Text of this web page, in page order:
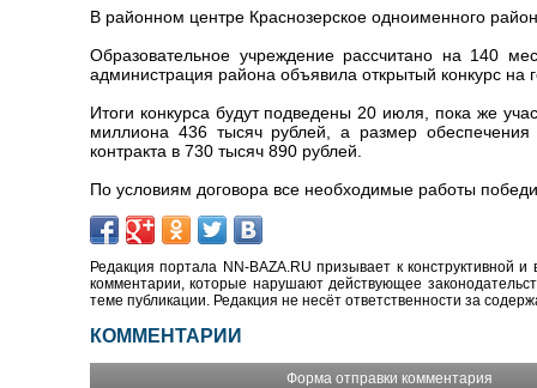
В районном центре Краснозерское одноименного
Образовательное учреждение рассчитано на 140
администрация района объявила открытый конкурс на
Итоги конкурса будут подведены 20 июля, пока же
миллиона 436 тысяч рублей, а размер
контракта в 730 тысяч 890 рублей.
По условиям договора все необходимые работы
Редакция портала NN-BAZA.RU призывает к конструктивной
комментарии, которые нарушают действующее
теме публикации. Редакция не несёт ответственности за
КОММЕНТАРИИ
Форма отправки комментария